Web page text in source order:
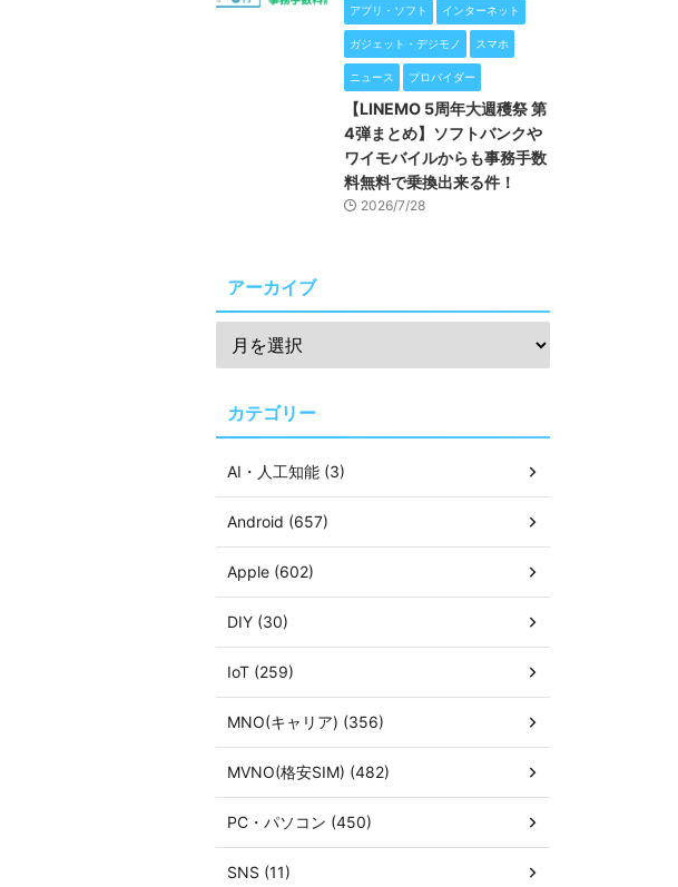
アプリ・ソフト インターネット
ガジェット・デジモノ スマホ
ニュース プロバイダー
【LINEMO 5周年大週穫祭 第
4弾まとめ】ソフトバンクや
ワイモバイルからも事務手数
料無料で乗換出来る件！
2026/7/28
アーカイブ
カテゴリー
AI・人工知能 (3)
Android (657)
Apple (602)
DIY (30)
IoT (259)
MNO(キャリア) (356)
MVNO(格安SIM) (482)
PC・パソコン (450)
SNS (11)